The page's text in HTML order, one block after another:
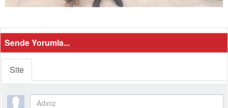
Sende Yorumla...
Site